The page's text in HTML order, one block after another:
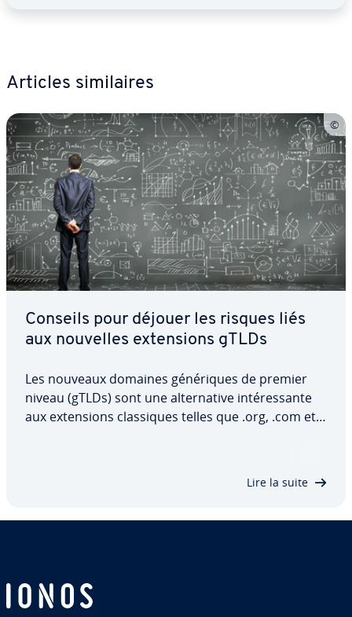
Articles si­mi­laires
Conseils pour déjouer les risques liés
aux nouvelles ex­ten­sions gTLDs
Les nouveaux domaines gé­né­riques de premier
niveau (gTLDs) sont une al­ter­na­tive in­té­res­sante
aux ex­ten­sions clas­siques telles que .org, .com et à
Lire la suite